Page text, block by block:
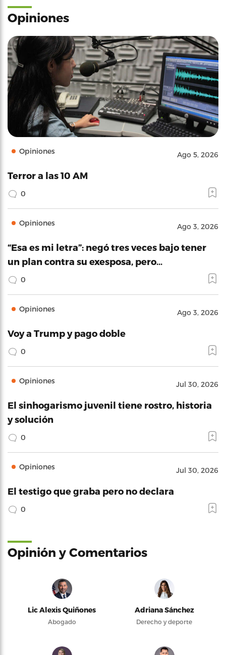
Opiniones
Opiniones Ago 5, 2026
Terror a las 10 AM
0
Opiniones Ago 3, 2026
“Esa es mi letra”: negó tres veces bajo tener
un plan contra su exesposa, pero…
0
Opiniones Ago 3, 2026
Voy a Trump y pago doble
0
Opiniones Jul 30, 2026
El sinhogarismo juvenil tiene rostro, historia
y solución
0
Opiniones Jul 30, 2026
El testigo que graba pero no declara
0
Opinión y Comentarios
Lic Alexis Quiñones
Abogado
Adriana Sánchez
Derecho y deporte